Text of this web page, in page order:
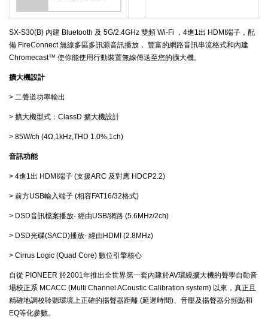
SX-S30(B) 內建 Bluetooth 及 5G/2.4GHz 雙頻 Wi-Fi ，4進1出 HDMI端子，配
備 FireConnect 無線多區多訊源音訊播放， 豐富的網路音訊串流格式和內建
Chromecast™ 使你能使用行動裝置無線傳送至您的擴大機。
擴大機設計
> 二聲道功率輸出
> 擴大機型式：ClassD 擴大機設計
> 85W/ch (4Ω,1kHz,THD 1.0%,1ch)
音訊功能
> 4進1出 HDMI端子 (支援ARC 及對應 HDCP2.2)
> 前方USB輸入端子 (相容FAT16/32格式)
> DSD音訊檔案播放- 經由USB/網路 (5.6MHz/2ch)
> DSD光碟(SACD)播放- 經由HDMI (2.8MHz)
> Cirrus Logic (Quad Core) 數位引擎核心
自從 PIONEER 於2001年推出全世界第一套內建於AV環繞擴大機的聲學自動音
場校正系 MCACC (Multi Channel ACoustic Calibration system) 以來，真正且
精確地調校聆聽環境上正確的揚聲器距離 (延遲時間)、音壓及揚聲器分頻點和
EQ等化參數。